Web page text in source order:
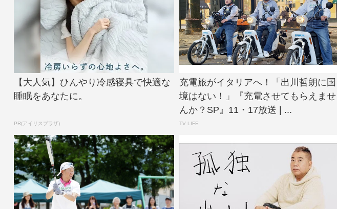
【大人気】ひんやり冷感寝具で快適な
睡眠をあなたに。
PR(アイリスプラザ)
充電旅がイタリアへ！「出川哲朗に国
境はない！」『充電させてもらえませ
んか？SP』11・17放送 | ...
TV LIFE